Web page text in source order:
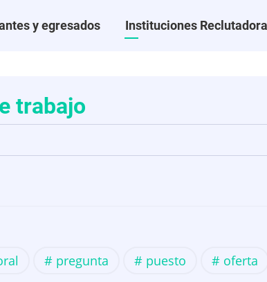
y egresados Instituciones
trabajo
pregunta puesto oferta